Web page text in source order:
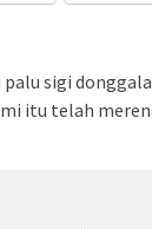
sigi
itu telah